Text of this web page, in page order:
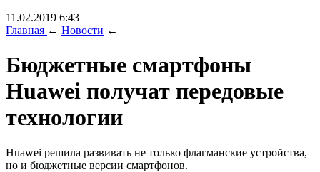
11.02.2019 6:43
Главная ← Новости ←
Бюджетные смартфоны
Huawei получат передовые
технологии
Huawei решила развивать не только флагманские устройства,
но и бюджетные версии смартфонов.